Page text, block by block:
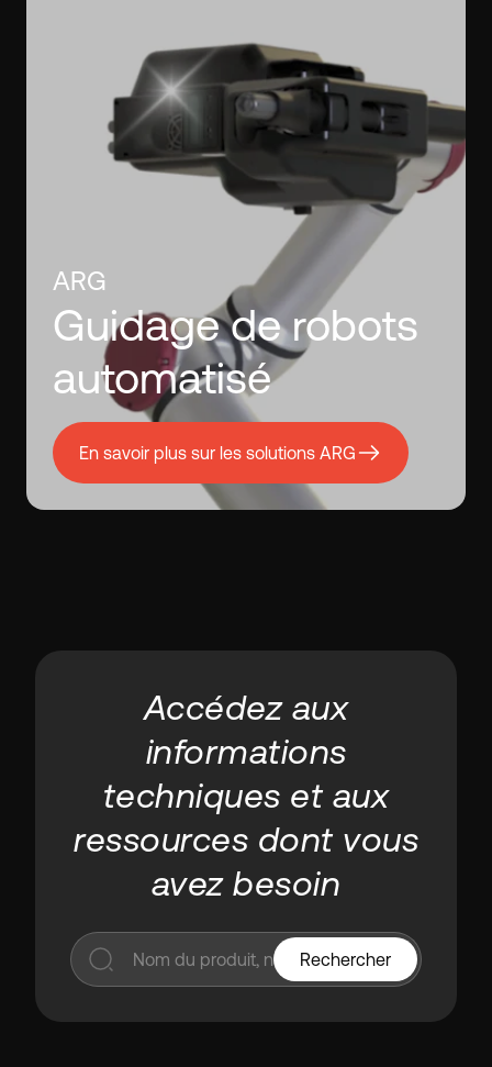
ARG
Guidage de robots
automatisé
En savoir plus sur les solutions ARG
Accédez aux
informations
techniques et aux
ressources dont vous
avez besoin
Rechercher